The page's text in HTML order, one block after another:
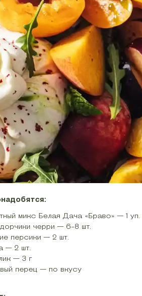
микс Белая Дача «Браво» — 1 уп.
черри — 6-8 шт.
персики — 2 шт.
— 2 шт.
— 3 г
перец — по вкусу